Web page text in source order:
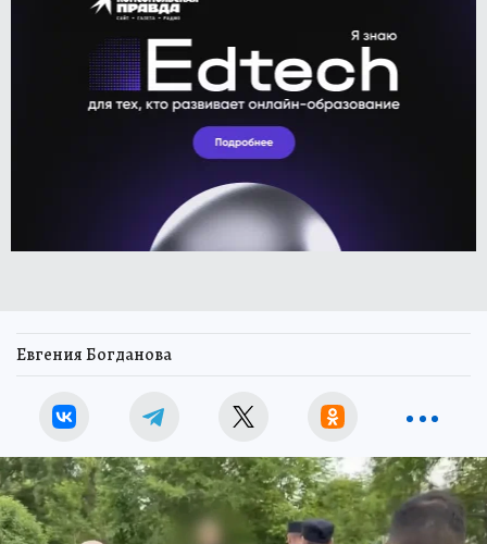
Евгения Богданова